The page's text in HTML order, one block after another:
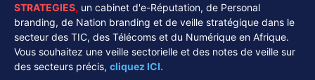
STRATEGIES, un cabinet d'e-Réputation, de Personal
branding, de Nation branding et de veille stratégique dans le
secteur des TIC, des Télécoms et du Numérique en Afrique.
Vous souhaitez une veille sectorielle et des notes de veille sur
des secteurs précis, cliquez ICI.